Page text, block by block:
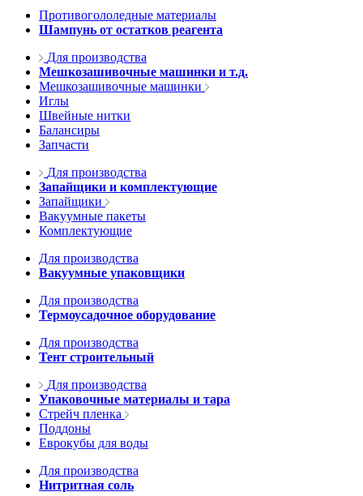
Противогололедные материалы
Шампунь от остатков реагента
Для производства
Мешкозашивочные машинки и т.д.
Мешкозашивочные машинки
Иглы
Швейные нитки
Балансиры
Запчасти
Для производства
Запайщики и комплектующие
Запайщики
Вакуумные пакеты
Комплектующие
Для производства
Вакуумные упаковщики
Для производства
Термоусадочное оборудование
Для производства
Тент строительный
Для производства
Упаковочные материалы и тара
Стрейч пленка
Поддоны
Еврокубы для воды
Для производства
Нитритная соль